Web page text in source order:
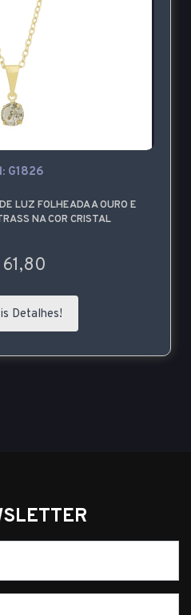
G1826
LUZ FOLHEADA A OURO E
NA COR CRISTAL
61,80
Detalhes!